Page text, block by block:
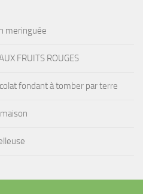
meringuée
FRUITS ROUGES
fondant à tomber par terre